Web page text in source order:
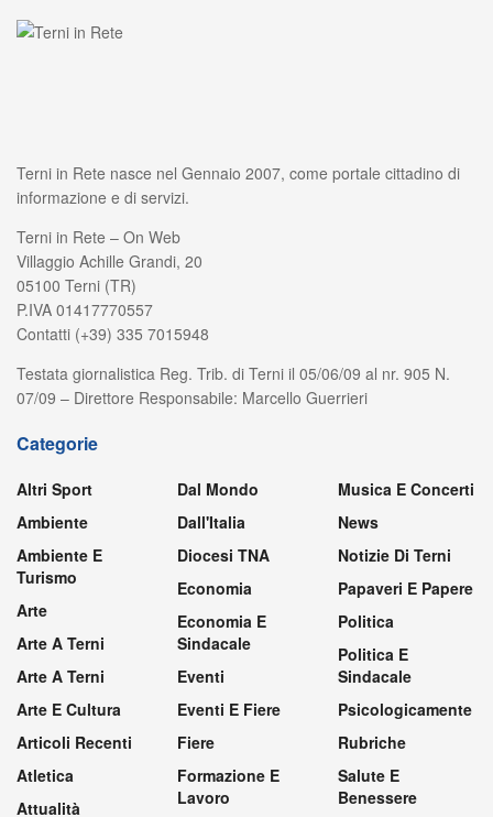
Terni in Rete nasce nel Gennaio 2007, come portale cittadino di
informazione e di servizi.
Terni in Rete – On Web
Villaggio Achille Grandi, 20
05100 Terni (TR)
P.IVA 01417770557
Contatti (+39) 335 7015948
Testata giornalistica Reg. Trib. di Terni il 05/06/09 al nr. 905 N.
07/09 – Direttore Responsabile: Marcello Guerrieri
Categorie
Altri Sport
Ambiente
Ambiente E
Turismo
Arte
Arte A Terni
Arte A Terni
Arte E Cultura
Articoli Recenti
Atletica
Attualità
Dal Mondo
Dall'Italia
Diocesi TNA
Economia
Economia E
Sindacale
Eventi
Eventi E Fiere
Fiere
Formazione E
Lavoro
Musica E Concerti
News
Notizie Di Terni
Papaveri E Papere
Politica
Politica E
Sindacale
Psicologicamente
Rubriche
Salute E
Benessere